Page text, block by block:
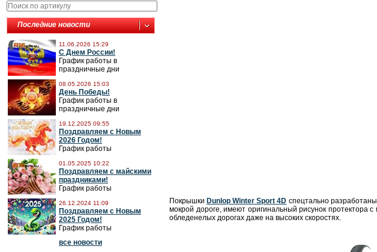
Последние новости
11.06.2026 15:29
С Днем России!
График работы в
праздничные дни
08.05.2026 15:03
День Победы!
График работы в
праздничные дни
19.12.2025 09:55
Поздравляем с Новым
2026 Годом!
График работы
01.05.2025 10:22
Поздравляем с майскими
праздниками!
График работы
26.12.2024 11:09
Поздравляем с Новым
2025 Годом!
График работы
все новости
Покрышки Dunlop Winter Sport 4D спецтально
мокрой дороге, имеют оригинальный рисунок протектора
обледенелых дорогах даже на высоких скоростях.